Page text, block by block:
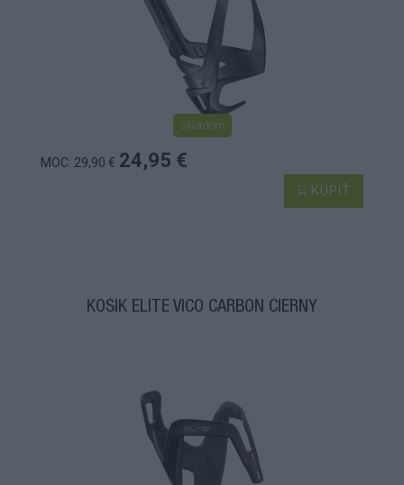
skladom
MOC: 29,90 € 24,95 €
KÚPIŤ
KOŠÍK ELITE VICO CARBON ČIERNY